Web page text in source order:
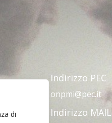
di
Indirizzo PEC
onpmi@pec.it
Indirizzo MAIL